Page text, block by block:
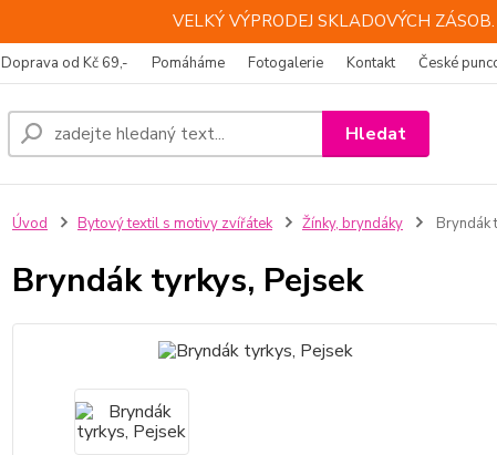
VELKÝ VÝPRODEJ SKLADOVÝCH ZÁSOB.
Doprava od Kč 69,- Pomáháme Fotogalerie Kontakt České
Hledat
Úvod Bytový textil s motivy zvířátek Žínky, bryndáky Bryndák
Bryndák tyrkys, Pejsek